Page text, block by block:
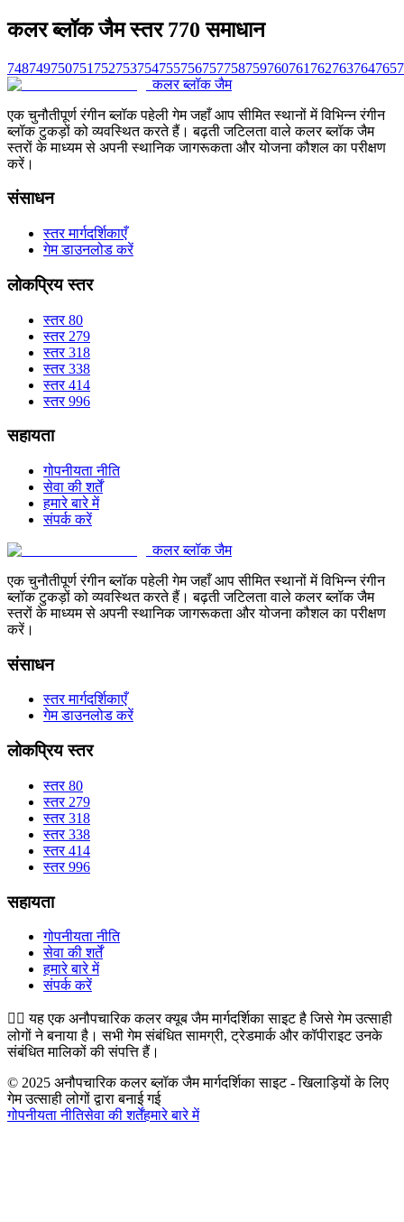
कलर ब्लॉक जैम स्तर 770 समाधान
748749750751 752753754755756757758759760761 762763764765
कलर ब्लॉक जैम
एक चुनौतीपूर्ण रंगीन ब्लॉक पहेली गेम जहाँ आप सीमित स्थानों में विभिन्न रंगीन
ब्लॉक टुकड़ों को व्यवस्थित करते हैं। बढ़ती जटिलता वाले कलर ब्लॉक जैम
स्तरों के माध्यम से अपनी स्थानिक जागरूकता और योजना कौशल का परीक्षण
करें।
संसाधन
स्तर मार्गदर्शिकाएँ
गेम डाउनलोड करें
लोकप्रिय स्तर
स्तर 80
स्तर 279
स्तर 318
स्तर 338
स्तर 414
स्तर 996
सहायता
गोपनीयता नीति
सेवा की शर्तें
हमारे बारे में
संपर्क करें
कलर ब्लॉक जैम
एक चुनौतीपूर्ण रंगीन ब्लॉक पहेली गेम जहाँ आप सीमित स्थानों में विभिन्न रंगीन
ब्लॉक टुकड़ों को व्यवस्थित करते हैं। बढ़ती जटिलता वाले कलर ब्लॉक जैम
स्तरों के माध्यम से अपनी स्थानिक जागरूकता और योजना कौशल का परीक्षण
करें।
संसाधन
स्तर मार्गदर्शिकाएँ
गेम डाउनलोड करें
लोकप्रिय स्तर
स्तर 80
स्तर 279
स्तर 318
स्तर 338
स्तर 414
स्तर 996
सहायता
गोपनीयता नीति
सेवा की शर्तें
हमारे बारे में
संपर्क करें
👉🏻यह एक अनौपचारिक कलर क्यूब जैम मार्गदर्शिका साइट है जिसे गेम उत्साही
लोगों ने बनाया है। सभी गेम संबंधित सामग्री, ट्रेडमार्क और कॉपीराइट उनके
संबंधित मालिकों की संपत्ति हैं।
© 2025 अनौपचारिक कलर ब्लॉक जैम मार्गदर्शिका साइट - खिलाड़ियों के लिए
गेम उत्साही लोगों द्वारा बनाई गई
गोपनीयता नीतिसेवा की शर्तेंहमारे बारे में